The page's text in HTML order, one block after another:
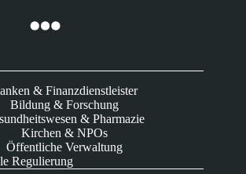
& Finanzdienstleister
Bildung & Forschung
& Pharmazie
Kirchen & NPOs
Öffentliche Verwaltung
Regulierung